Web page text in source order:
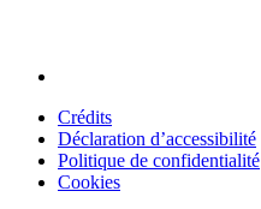
Crédits
Déclaration d’accessibilité
Politique de confidentialité
Cookies